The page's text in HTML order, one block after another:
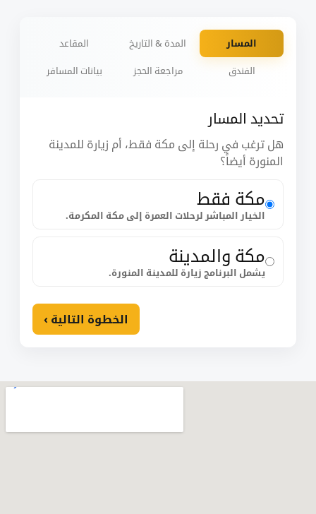
المسار المدة & التاريخ المقاعد
الفندق مراجعة الحجز بيانات المسافر
تحديد المسار
هل ترغب في رحلة إلى مكة فقط، أم زيارة للمدينة
المنورة أيضاً؟
مكة فقط
الخيار المباشر لرحلات العمرة إلى مكة المكرمة.
مكة والمدينة
يشمل البرنامج زيارة للمدينة المنورة.
الخطوة التالية ›